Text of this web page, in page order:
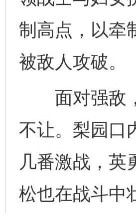
制高点，以牵
被敌人攻破。
面对强敌，
不让。梨园口
几番激战，英
松也在战斗中